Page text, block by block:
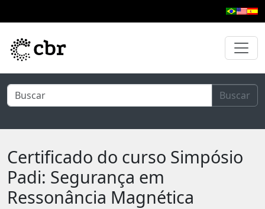
Buscar
Certificado do curso Simpósio
Padi: Segurança em
Ressonância Magnética